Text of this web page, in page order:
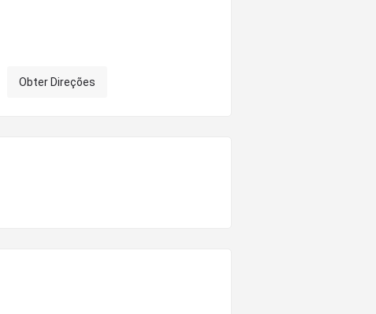
Obter Direções